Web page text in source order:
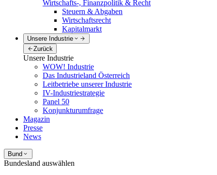
Wirtschafts-, Finanzpolitik & Recht
Steuern & Abgaben
Wirtschaftsrecht
Kapitalmarkt
Unsere Industrie
Zurück
Unsere Industrie
WOW! Industrie
Das Industrieland Österreich
Leitbetriebe unserer Industrie
IV-Industriestrategie
Panel 50
Konjunkturumfrage
Magazin
Presse
News
Bund
Bundesland auswählen